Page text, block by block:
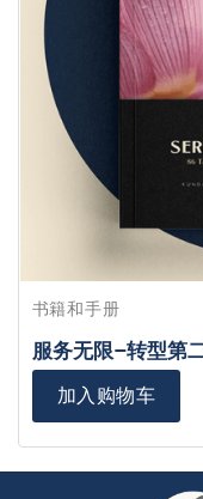
书籍和手册
服务无限–转型第
加入购物车